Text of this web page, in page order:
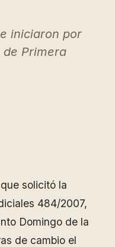
iniciaron por
Primera
solicitó la
484/2007,
Domingo de la
de cambio el